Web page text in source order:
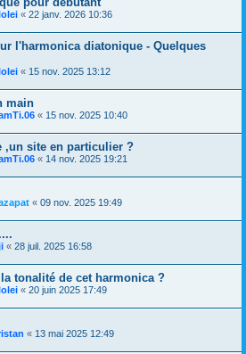
« 22 janv. 2026 10:36
l'harmonica diatonique - Quelques
« 15 nov. 2025 13:12
main
« 15 nov. 2025 10:40
,un site en particulier ?
« 14 nov. 2025 19:21
« 09 nov. 2025 19:49
« 28 juil. 2025 16:58
tonalité de cet harmonica ?
« 20 juin 2025 17:49
« 13 mai 2025 12:49